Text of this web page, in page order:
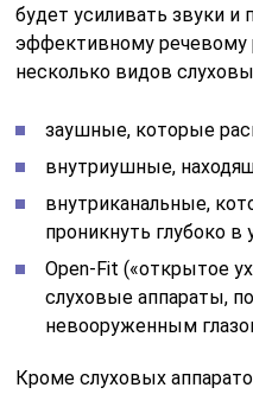
будет усиливать звуки и
эффективному речевому
несколько видов
заушные, которые
внутриушные,
внутриканальные,
проникнуть глубоко в
Open-Fit («открытое
слуховые аппараты,
невооруженным
Кроме слуховых